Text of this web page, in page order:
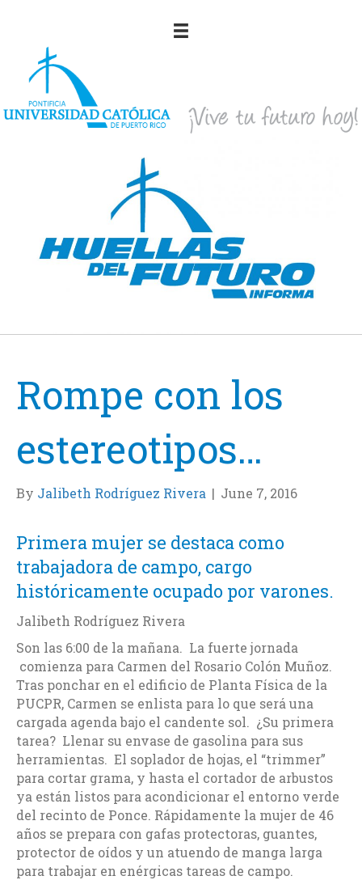
Rompe con los
estereotipos…
By Jalibeth Rodríguez Rivera | June 7, 2016
Primera mujer se destaca como
trabajadora de campo, cargo
históricamente ocupado por varones.
Jalibeth Rodríguez Rivera
Son las 6:00 de la mañana. La fuerte jornada
comienza para Carmen del Rosario Colón Muñoz.
Tras ponchar en el edificio de Planta Física de la
PUCPR, Carmen se enlista para lo que será una
cargada agenda bajo el candente sol. ¿Su primera
tarea? Llenar su envase de gasolina para sus
herramientas. El soplador de hojas, el “trimmer”
para cortar grama, y hasta el cortador de arbustos
ya están listos para acondicionar el entorno verde
del recinto de Ponce. Rápidamente la mujer de 46
años se prepara con gafas protectoras, guantes,
protector de oídos y un atuendo de manga larga
para trabajar en enérgicas tareas de campo.